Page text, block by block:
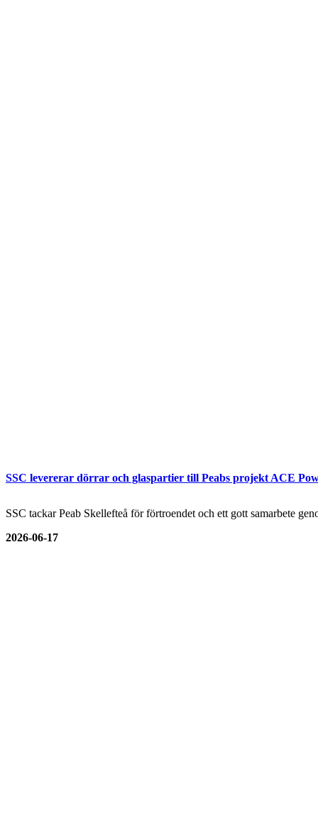
SSC levererar dörrar och glaspartier till Peabs projekt ACE
SSC tackar Peab Skellefteå för förtroendet och ett gott samarbete
2026-06-17